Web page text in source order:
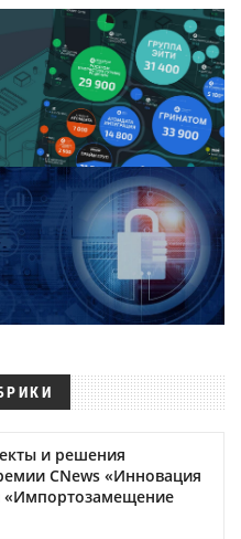
и решения
CNews «Инновация
«Импортозамещение